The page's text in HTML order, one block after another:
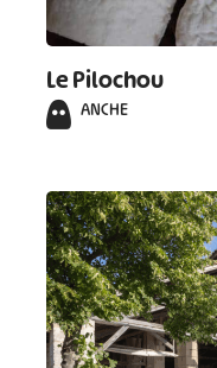
Le Pilochou
ANCHE